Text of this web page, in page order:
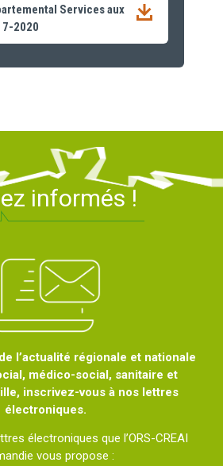
Services aux
2020
informés !
l’actualité régionale et nationale
médico-social, sanitaire et
inscrivez-vous à nos lettres
électroniques.
électroniques que l’ORS-CREAI
vous propose :